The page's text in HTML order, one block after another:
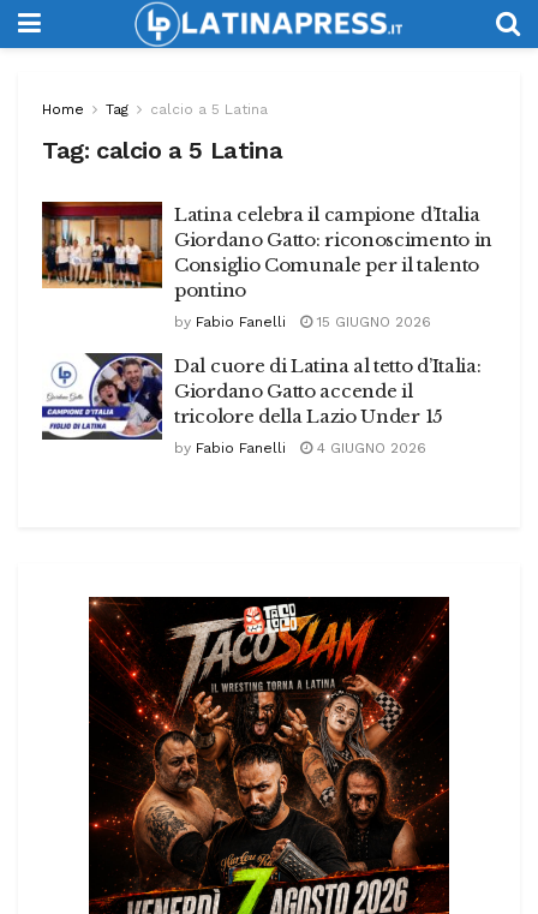
Home Tag calcio a 5 Latina
Tag: calcio a 5 Latina
Latina celebra il campione d’Italia
Giordano Gatto: riconoscimento in
Consiglio Comunale per il talento
pontino
by Fabio Fanelli 15 GIUGNO 2026
Dal cuore di Latina al tetto d’Italia:
Giordano Gatto accende il
tricolore della Lazio Under 15
by Fabio Fanelli 4 GIUGNO 2026